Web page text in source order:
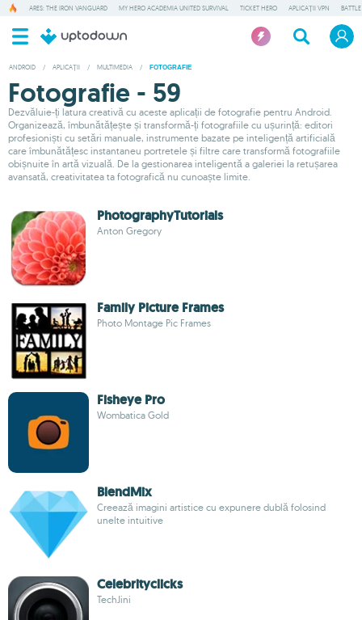
ARES: THE IRON VANGUARD MY HERO ACADEMIA UNITED SURVIVAL TICKET HERO APLICAȚII VPN
ANDROID / APLICAȚII / MULTIMEDIA / FOTOGRAFIE
Fotografie - 59
Dezvăluie-ți latura creativă cu aceste aplicații de fotografie pentru Android.
Organizează, îmbunătățește și transformă-ți fotografiile cu ușurință: editori
profesioniști cu setări manuale, instrumente bazate pe inteligență artificială
care îmbunătățesc instantaneu portretele și filtre care transformă fotografiile
obișnuite în artă vizuală. De la gestionarea inteligentă a galeriei la retușarea
avansată, creativitatea ta fotografică nu cunoaște limite.
PhotographyTutorials
Anton Gregory
Family Picture Frames
Photo Montage Pic Frames
Fisheye Pro
Wombatica Gold
BlendMix
Creează imagini artistice cu expunere dublă folosind
unelte intuitive
Celebrityclicks
TechJini